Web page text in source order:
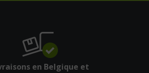
en Belgique et